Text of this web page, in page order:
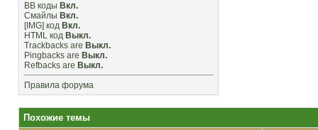
BB коды Вкл.
Смайлы Вкл.
[IMG] код Вкл.
HTML код Выкл.
Trackbacks are Выкл.
Pingbacks are Выкл.
Refbacks are Выкл.
Правила форума
Похожие темы